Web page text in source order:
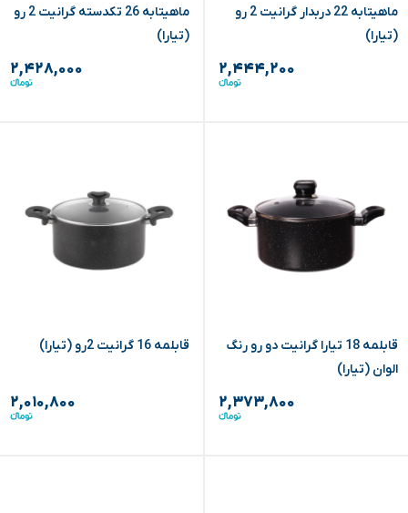
ماهیتابه 22 دربدار گرانیت 2 رو
(تیارا)
۲,۴۴۴,۲۰۰
ماهیتابه 26 تکدسته گرانیت 2 رو
(تیارا)
۲,۴۲۸,۰۰۰
قابلمه 18 تیارا گرانیت دو رو رنگ
الوان (تیارا)
۲,۳۷۳,۸۰۰
قابلمه 16 گرانیت 2رو (تیارا)
۲,۰۱۰,۸۰۰